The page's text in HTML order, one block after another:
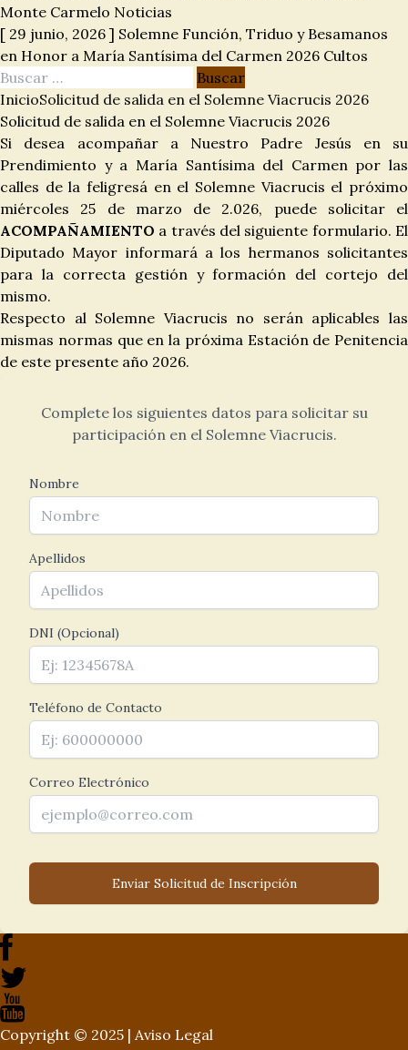
Monte Carmelo Noticias
[ 29 junio, 2026 ] Solemne Función, Triduo y Besamanos
en Honor a María Santísima del Carmen 2026 Cultos
Buscar:
InicioSolicitud de salida en el Solemne Viacrucis 2026
Solicitud de salida en el Solemne Viacrucis 2026
Si desea acompañar a Nuestro Padre Jesús en su
Prendimiento y a María Santísima del Carmen por las
calles de la feligresá en el Solemne Viacrucis el próximo
miércoles 25 de marzo de 2.026, puede solicitar el
ACOMPAÑAMIENTO a través del siguiente formulario. El
Diputado Mayor informará a los hermanos solicitantes
para la correcta gestión y formación del cortejo del
mismo.
Respecto al Solemne Viacrucis no serán aplicables las
mismas normas que en la próxima Estación de Penitencia
de este presente año 2026.
Complete los siguientes datos para solicitar su
participación en el Solemne Viacrucis.
Nombre
Apellidos
DNI (Opcional)
Teléfono de Contacto
Correo Electrónico
Enviar Solicitud de Inscripción
Copyright © 2025 | Aviso Legal